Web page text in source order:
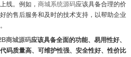
线。例如， 商城系统源码应该具备合理的价
的售后服务和及时的技术支持，以帮助企业
商城源码应该具备全面的功能、易用性好、
码质量高、可维护性强、安全性好、性价比